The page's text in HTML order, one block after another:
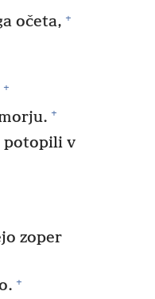
očeta, +
+
+
potopili v
zoper
+